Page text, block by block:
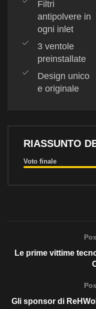
Filtri
antipolvere in
ogni inlet
3 ventole
preinstallate
Design unico
e originale
RIASSUNTO
Voto finale
Le prime vittime
Gli sponsor di